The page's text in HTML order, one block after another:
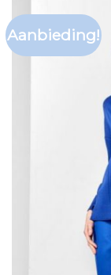
Aanbieding!